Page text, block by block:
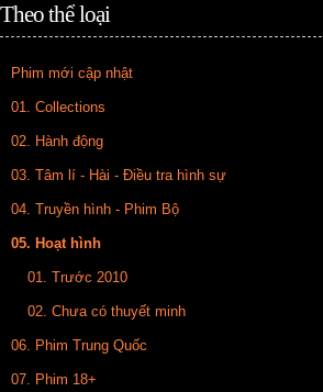
Theo thể loại
Phim mới cập nhật
01. Collections
02. Hành động
03. Tâm lí - Hài - Điều tra hình sự
04. Truyền hình - Phim Bộ
05. Hoạt hình
01. Trước 2010
02. Chưa có thuyết minh
06. Phim Trung Quốc
07. Phim 18+